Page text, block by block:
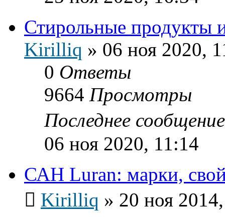
Стирольные продукты
Kirilliq » 06 ноя 2020,
0 Ответы
9664 Просмотры
Последнее
06 ноя 2020, 11:14
САН Luran: марки,
Kirilliq » 20 ноя